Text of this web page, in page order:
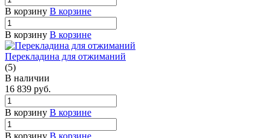
В корзину В корзине
В корзину В корзине
Перекладина для отжиманий
(5)
В наличии
16 839 руб.
В корзину В корзине
В корзину В корзине